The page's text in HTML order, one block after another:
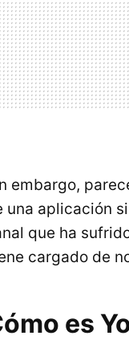
embargo,
una aplicación
que ha
cargado de
es